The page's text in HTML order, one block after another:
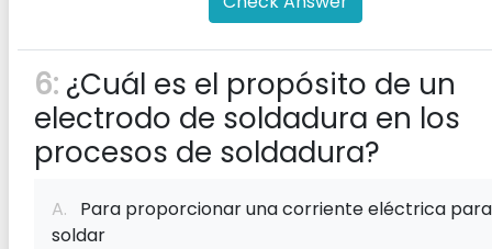
6: ¿Cuál es el propósito de un
electrodo de soldadura en los
procesos de soldadura?
A. Para proporcionar una corriente eléctrica para
soldar